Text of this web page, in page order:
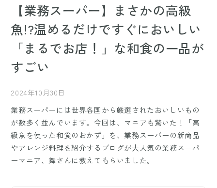
【業務スーパー】まさかの高級
魚!?温めるだけですぐにおいしい
「まるでお店！」な和食の一品が
すごい
2024年10月30日
業務スーパーには世界各国から厳選されたおいしいもの
が数多く並んでいます。今回は、マニアも驚いた！「高
級魚を使った和食のおかず」を、業務スーパーの新商品
やアレンジ料理を紹介するブログが大人気の業務スーパ
ーマニア、舞さんに教えてもらいました。